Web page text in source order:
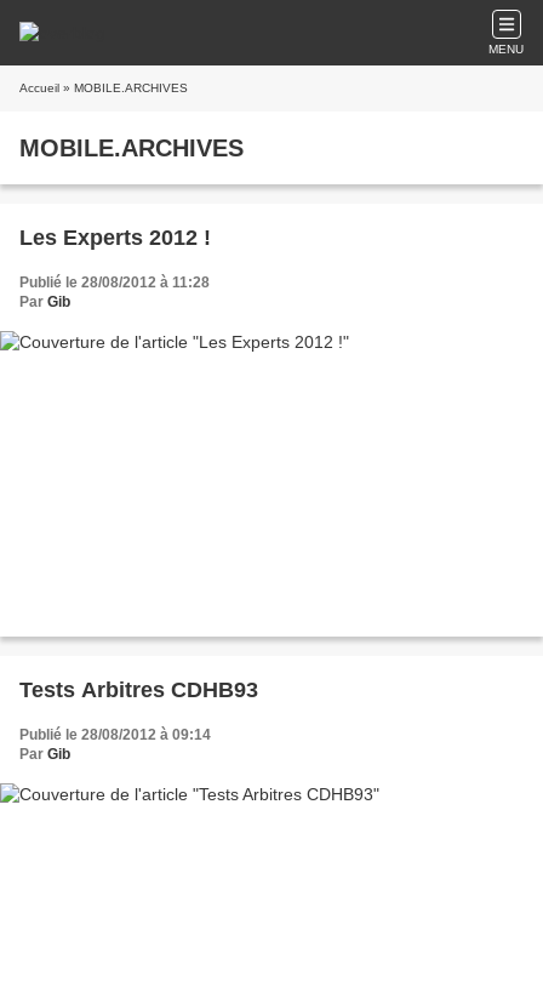
MENU
Accueil » MOBILE.ARCHIVES
MOBILE.ARCHIVES
Les Experts 2012 !
Publié le 28/08/2012 à 11:28
Par Gib
Tests Arbitres CDHB93
Publié le 28/08/2012 à 09:14
Par Gib